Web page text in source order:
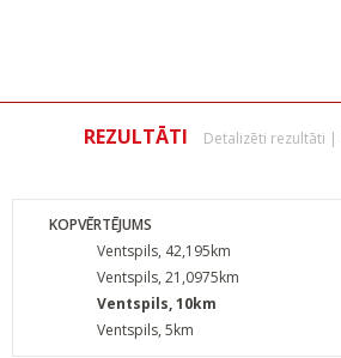
REZULTĀTI Detalizēti rezultāti |
KOPVĒRTĒJUMS
Ventspils, 42,195km
Ventspils, 21,0975km
Ventspils, 10km
Ventspils, 5km